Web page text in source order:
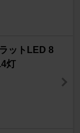
ットLED 8
灯